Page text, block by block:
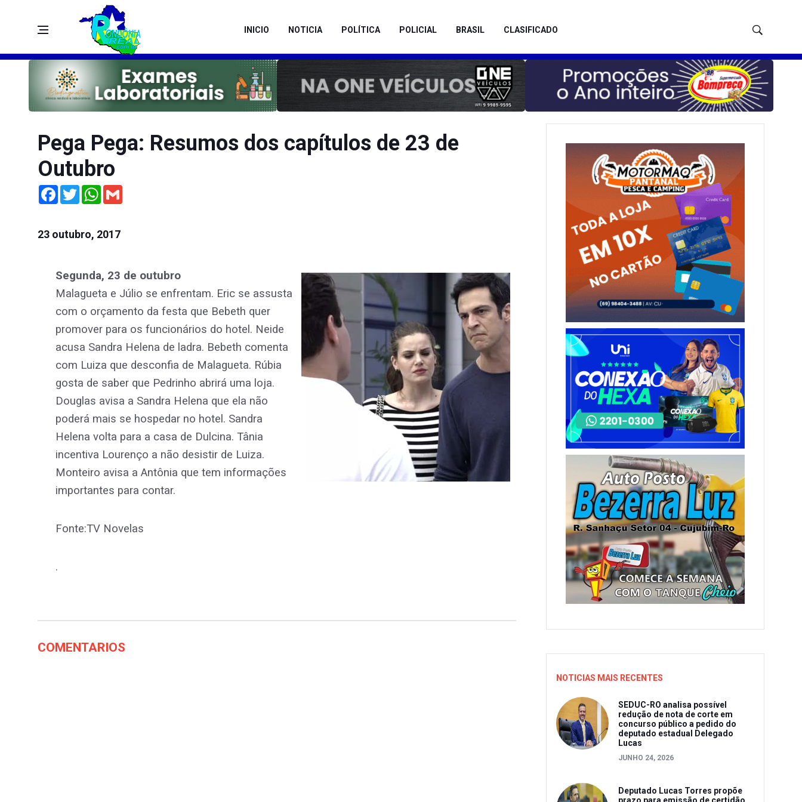
INICIO NOTICIA POLÍTICA POLICIAL BRASIL CLASIFICADO
Pega Pega: Resumos dos capítulos de 23 de
Outubro
Facebook
TwitterWhatsApp
23 outubro, 2017
Segunda, 23 de outubro
Malagueta e Júlio se enfrentam. Eric se assusta
com o orçamento da festa que Bebeth quer
promover para os funcionários do hotel. Neide
acusa Sandra Helena de ladra. Bebeth comenta
com Luiza que desconfia de Malagueta. Rúbia
gosta de saber que Pedrinho abrirá uma loja.
Douglas avisa a Sandra Helena que ela não
poderá mais se hospedar no hotel. Sandra
Helena volta para a casa de Dulcina. Tânia
incentiva Lourenço a não desistir de Luiza.
Monteiro avisa a Antônia que tem informações
importantes para contar.
Fonte:TV Novelas
.
COMENTARIOS
NOTICIAS MAIS RECENTES
SEDUC-RO analisa possível
redução de nota de corte em
concurso público a pedido do
deputado estadual Delegado
Lucas
JUNHO 24, 2026
Deputado Lucas Torres propõe